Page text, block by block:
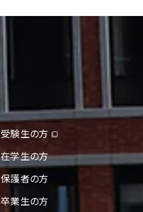
受験生の方
在学生の方
保護者の方
卒業生の方